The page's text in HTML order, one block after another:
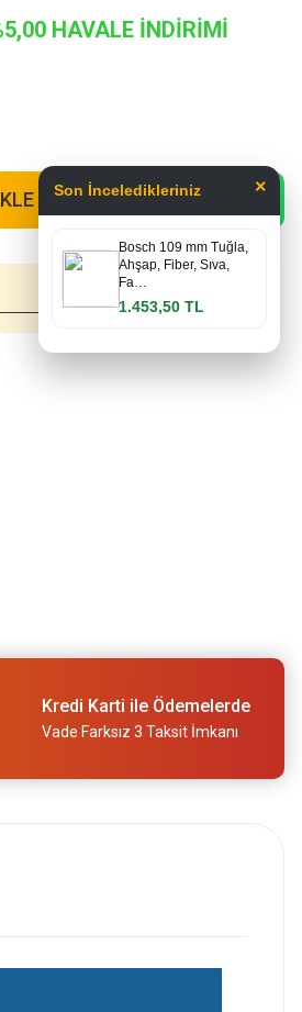
HAVALE İNDİRİMİ
Kredi Karti ile Ödemelerde
Vade Farksız 3 Taksit İmkanı
Son İnceledikleriniz ×
Bosch 109 mm Tuğla,
Ahşap, Fiber, Sıva,
Fa…
1.453,50 TL